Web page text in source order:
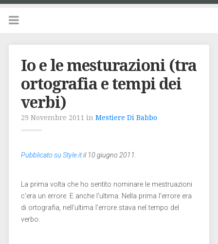
Io e le mesturazioni (tra
ortografia e tempi dei
verbi)
29 Novembre 2011 in Mestiere Di Babbo
Pubblicato su Style.itil 10 giugno 2011.
La prima volta che ho sentito nominare le mestruazioni
c’era un errore. E anche l’ultima. Nella prima l’errore era
di ortografia, nell’ultima l’errore stava nel tempo del
verbo.